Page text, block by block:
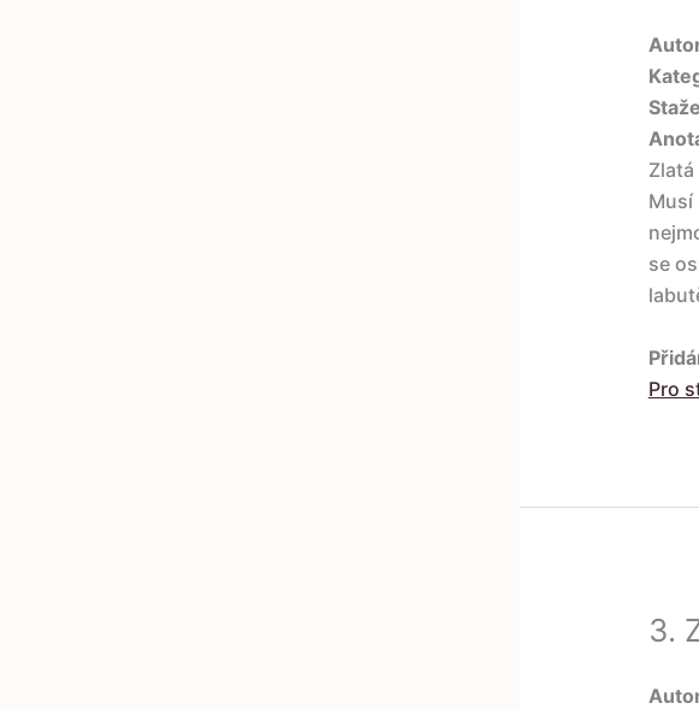
Musí
se
Pro
3.